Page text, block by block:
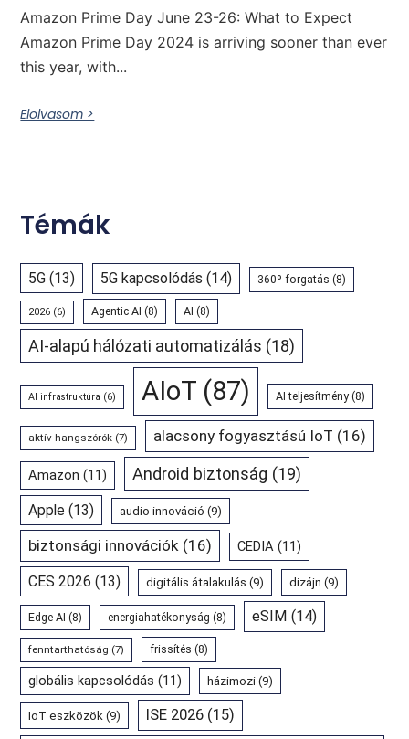
Amazon Prime Day June 23-26: What to Expect
Amazon Prime Day 2024 is arriving sooner than ever
this year, with...
Elolvasom >
Témák
5G (13) 5G kapcsolódás (14) 360º forgatás (8)
2026 (6) Agentic AI (8) AI (8)
AI-alapú hálózati automatizálás (18)
AI infrastruktúra (6) AIoT (87) AI teljesítmény (8)
aktív hangszórók (7) alacsony fogyasztású IoT (16)
Amazon (11) Android biztonság (19)
Apple (13) audio innováció (9)
biztonsági innovációk (16) CEDIA (11)
CES 2026 (13) digitális átalakulás (9) dizájn (9)
Edge AI (8) energiahatékonyság (8) eSIM (14)
fenntarthatóság (7) frissítés (8)
globális kapcsolódás (11) házimozi (9)
IoT eszközök (9) ISE 2026 (15)